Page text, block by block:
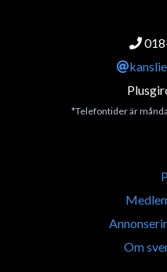
*Telefontider är
Om